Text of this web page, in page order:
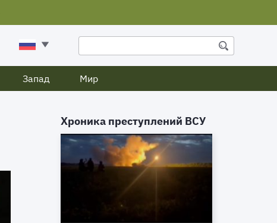
Запад Мир
Хроника преступлений ВСУ